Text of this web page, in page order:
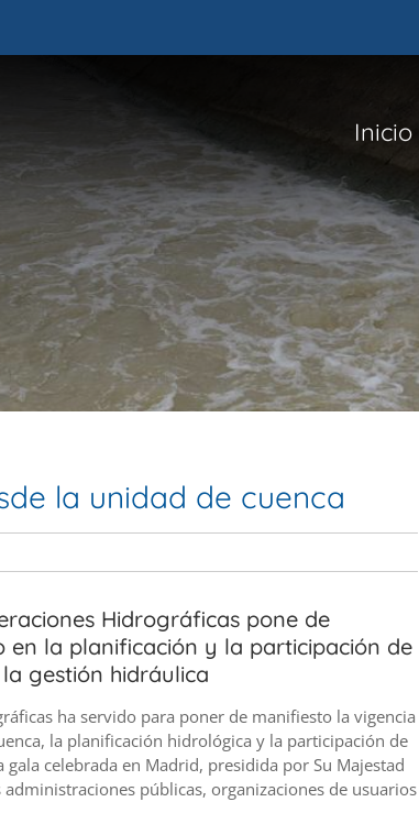
Inicio
la unidad de cuenca
Hidrográficas pone de
en la planificación y la participación de
gestión hidráulica
ha servido para poner de manifiesto la vigencia
la planificación hidrológica y la participación de
celebrada en Madrid, presidida por Su Majestad
públicas, organizaciones de usuarios